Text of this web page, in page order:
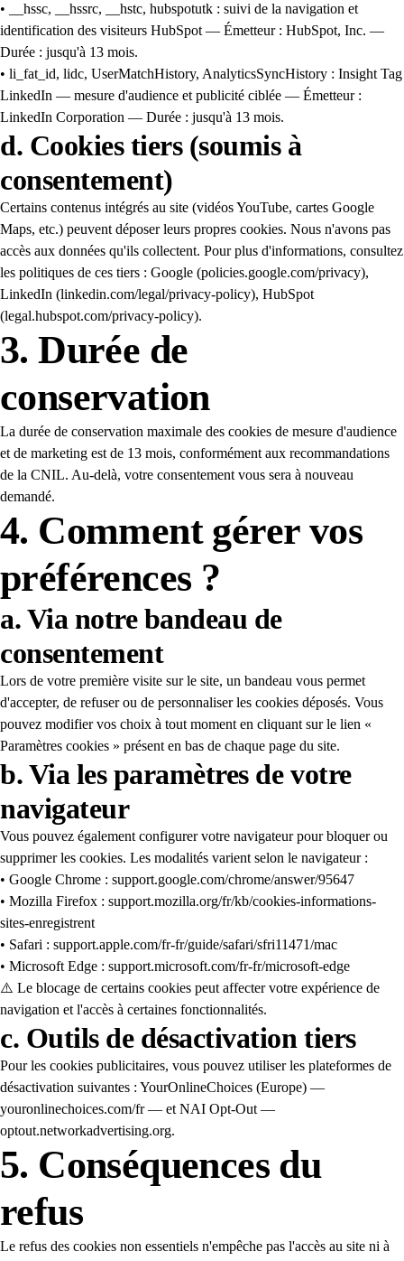
• __hssc, __hssrc, __hstc, hubspotutk : suivi de la navigation et
identification des visiteurs HubSpot — Émetteur : HubSpot, Inc. —
Durée : jusqu'à 13 mois.
• li_fat_id, lidc, UserMatchHistory, AnalyticsSyncHistory : Insight Tag
LinkedIn — mesure d'audience et publicité ciblée — Émetteur :
LinkedIn Corporation — Durée : jusqu'à 13 mois.
d. Cookies tiers (soumis à
consentement)
Certains contenus intégrés au site (vidéos YouTube, cartes Google
Maps, etc.) peuvent déposer leurs propres cookies. Nous n'avons pas
accès aux données qu'ils collectent. Pour plus d'informations, consultez
les politiques de ces tiers : Google (policies.google.com/privacy),
LinkedIn (linkedin.com/legal/privacy-policy), HubSpot
(legal.hubspot.com/privacy-policy).
3. Durée de
conservation
La durée de conservation maximale des cookies de mesure d'audience
et de marketing est de 13 mois, conformément aux recommandations
de la CNIL. Au-delà, votre consentement vous sera à nouveau
demandé.
4. Comment gérer vos
préférences ?
a. Via notre bandeau de
consentement
Lors de votre première visite sur le site, un bandeau vous permet
d'accepter, de refuser ou de personnaliser les cookies déposés. Vous
pouvez modifier vos choix à tout moment en cliquant sur le lien «
Paramètres cookies » présent en bas de chaque page du site.
b. Via les paramètres de votre
navigateur
Vous pouvez également configurer votre navigateur pour bloquer ou
supprimer les cookies. Les modalités varient selon le navigateur :
• Google Chrome : support.google.com/chrome/answer/95647
• Mozilla Firefox : support.mozilla.org/fr/kb/cookies-informations-
sites-enregistrent
• Safari : support.apple.com/fr-fr/guide/safari/sfri11471/mac
• Microsoft Edge : support.microsoft.com/fr-fr/microsoft-edge
⚠️ Le blocage de certains cookies peut affecter votre expérience de
navigation et l'accès à certaines fonctionnalités.
c. Outils de désactivation tiers
Pour les cookies publicitaires, vous pouvez utiliser les plateformes de
désactivation suivantes : YourOnlineChoices (Europe) —
youronlinechoices.com/fr — et NAI Opt-Out —
optout.networkadvertising.org.
5. Conséquences du
refus
Le refus des cookies non essentiels n'empêche pas l'accès au site ni à